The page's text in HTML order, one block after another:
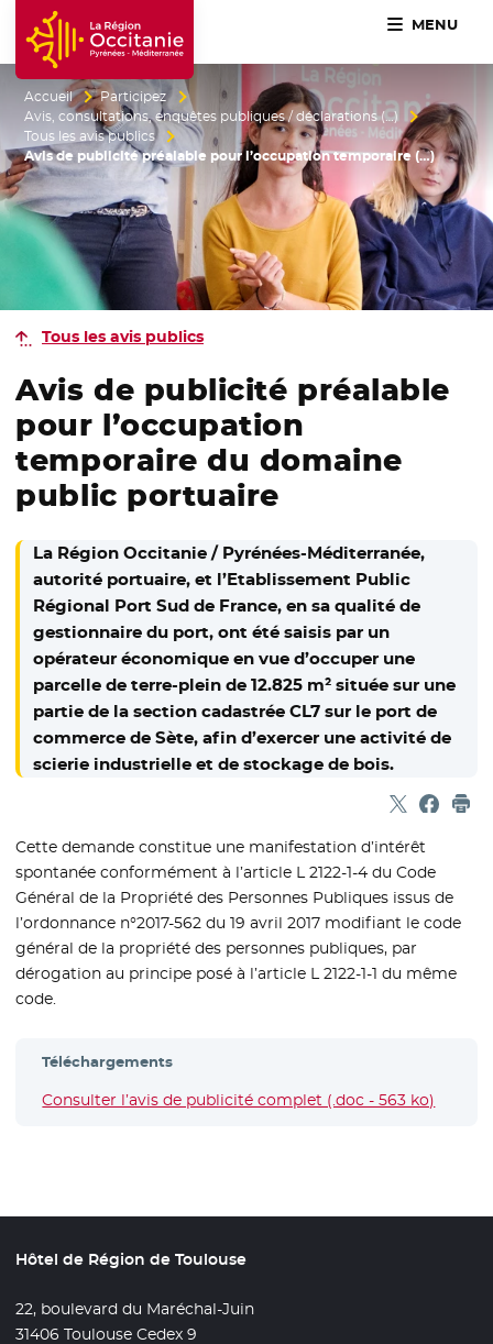
Accueil Région Occitanie / Pyrénées-Méditerranée
MENU
Accueil
Participez
Avis, consultations, enquêtes publiques / déclarations (…)
Tous les avis publics
Avis de publicité préalable pour l’occupation temporaire (…)
Tous les avis publics
Avis de publicité préalable
pour l’occupation
temporaire du domaine
public portuaire
La Région Occitanie / Pyrénées-Méditerranée,
autorité portuaire, et l’Etablissement Public
Régional Port Sud de France, en sa qualité de
gestionnaire du port, ont été saisis par un
opérateur économique en vue d’occuper une
parcelle de terre-plein de 12.825 m² située sur une
partie de la section cadastrée CL7 sur le port de
commerce de Sète, afin d’exercer une activité de
scierie industrielle et de stockage de bois.
Partager
- Nouvelle
-
Cette demande constitue une manifestation d’intérêt
spontanée conformément à l’article L 2122-1-4 du Code
Général de la Propriété des Personnes Publiques issus de
l’ordonnance n°2017-562 du 19 avril 2017 modifiant le code
général de la propriété des personnes publiques, par
dérogation au principe posé à l’article L 2122-1-1 du même
code.
Téléchargements
Consulter l’avis de publicité complet (.doc - 563 ko)
Hôtel de Région de Toulouse
22, boulevard du Maréchal-Juin
31406 Toulouse Cedex 9